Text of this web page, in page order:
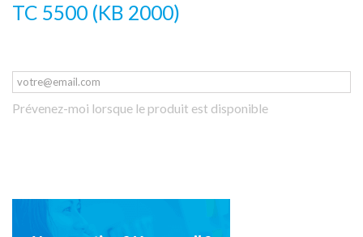
TC 5500 (KB 2000)
Prévenez-moi lorsque le produit est disponible